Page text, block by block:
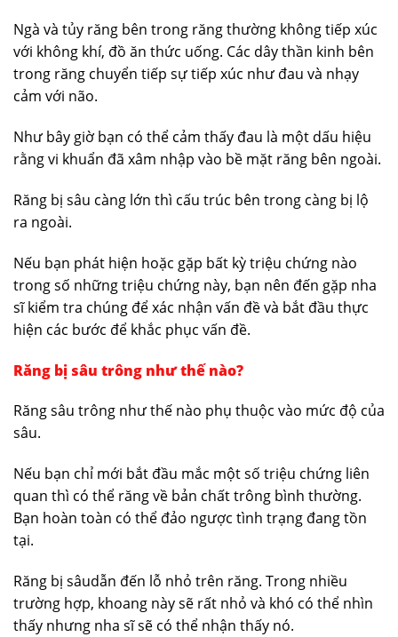
Ngà và tủy răng bên trong răng thường không tiếp xúc
với không khí, đồ ăn thức uống. Các dây thần kinh bên
trong răng chuyển tiếp sự tiếp xúc như đau và nhạy
cảm với não.
Như bây giờ bạn có thể cảm thấy đau là một dấu hiệu
rằng vi khuẩn đã xâm nhập vào bề mặt răng bên ngoài.
Răng bị sâu càng lớn thì cấu trúc bên trong càng bị lộ
ra ngoài.
Nếu bạn phát hiện hoặc gặp bất kỳ triệu chứng nào
trong số những triệu chứng này, bạn nên đến gặp nha
sĩ kiểm tra chúng để xác nhận vấn đề và bắt đầu thực
hiện các bước để khắc phục vấn đề.
Răng bị sâu trông như thế nào?
Răng sâu trông như thế nào phụ thuộc vào mức độ của
sâu.
Nếu bạn chỉ mới bắt đầu mắc một số triệu chứng liên
quan thì có thể răng về bản chất trông bình thường.
Bạn hoàn toàn có thể đảo ngược tình trạng đang tồn
tại.
Răng bị sâudẫn đến lỗ nhỏ trên răng. Trong nhiều
trường hợp, khoang này sẽ rất nhỏ và khó có thể nhìn
thấy nhưng nha sĩ sẽ có thể nhận thấy nó.